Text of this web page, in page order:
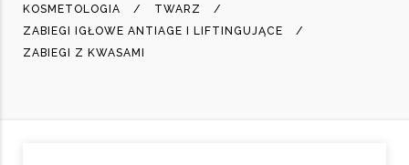
KOSMETOLOGIA
TWARZ
ZABIEGI IGŁOWE ANTIAGE I LIFTINGUJĄCE
ZABIEGI Z KWASAMI